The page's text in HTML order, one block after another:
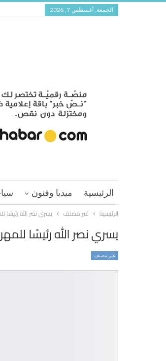
الجمعة, أغسطس 7, 2026
الرئيسية ميديا وفنون
الرئيسية
غير مصنف يسري نصر الله رئيسًا
يسري نصر الله رئيسًا
غير مصنف